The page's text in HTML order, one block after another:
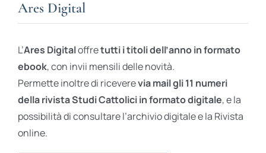
Ares Digital
L’Ares Digitaloffretutti i titoli dell’anno in formato
ebook, con invii mensili delle novità.
Permette inoltre di riceverevia mail gli 11 numeri
della rivista Studi Cattolici in formato digitale, e la
possibilità di consultare l’archivio digitale e la Rivista
online.